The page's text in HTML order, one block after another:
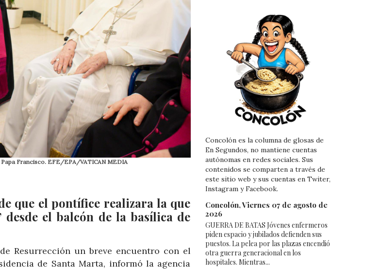
Papa Francisco. EFE/EPA/VATICAN MEDIA
que el pontífice realizara la que
el balcón de la basílica de
Resurrección un breve encuentro con el
de Santa Marta, informó la agencia
Concolón es la columna de glosas de
En Segundos, no mantiene cuentas
autónomas en redes sociales. Sus
contenidos se comparten a través de
este sitio web y sus cuentas en Twiter,
Instagram y Facebook.
Concolón, Viernes 07 de agosto de
2026
GUERRA DE BATAS Jóvenes enfermeros
piden espacio y jubilados defienden sus
puestos. La pelea por las plazas encendió
otra guerra generacional en los
hospitales. Mientras...